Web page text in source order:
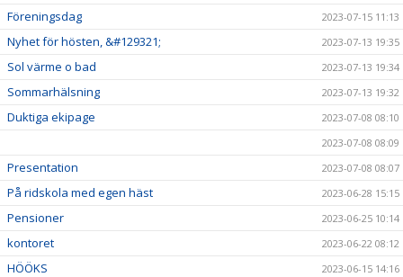
Föreningsdag 2023-07-15 11:13
Nyhet för hösten, &#129321; 2023-07-13 19:35
Sol värme o bad 2023-07-13 19:34
Sommarhälsning 2023-07-13 19:32
Duktiga ekipage
2023-07-08 08:10
2023-07-08 08:09
Presentation 2023-07-08 08:07
På ridskola med egen häst 2023-06-28 15:15
Pensioner 2023-06-25 10:14
kontoret 2023-06-22 08:12
HÖÖKS 2023-06-15 14:16